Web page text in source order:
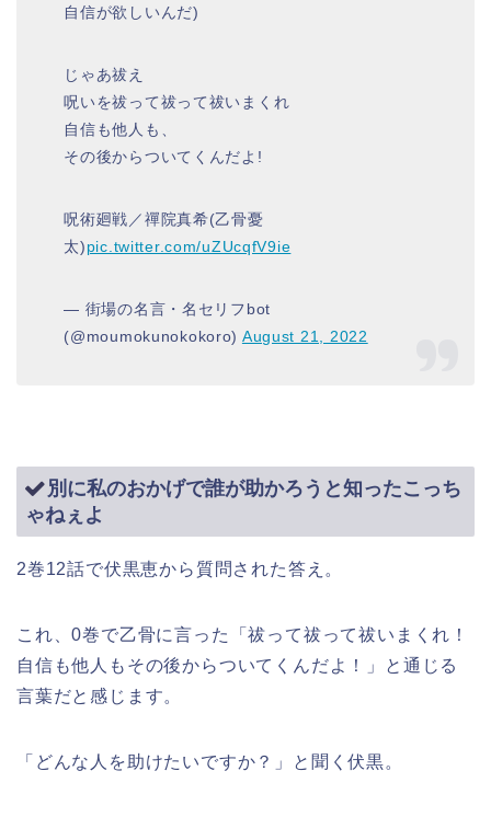
自信が欲しいんだ)
じゃあ祓え
呪いを祓って祓って祓いまくれ
自信も他人も、
その後からついてくんだよ!
呪術廻戦／禪院真希(乙骨憂
太)pic.twitter.com/uZUcqfV9ie
— 街場の名言・名セリフbot
(@moumokunokokoro) August 21, 2022
別に私のおかげで誰が助かろうと知ったこっち
ゃねぇよ
2巻12話で伏黒恵から質問された答え。
これ、0巻で乙骨に言った「祓って祓って祓いまくれ！
自信も他人もその後からついてくんだよ！」と通じる
言葉だと感じます。
「どんな人を助けたいですか？」と聞く伏黒。